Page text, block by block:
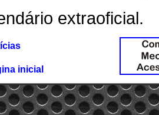
extraoficial.
inicial